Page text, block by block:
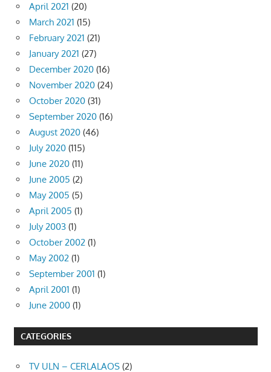
April 2021 (20)
March 2021 (15)
February 2021 (21)
January 2021 (27)
December 2020 (16)
November 2020 (24)
October 2020 (31)
September 2020 (16)
August 2020 (46)
July 2020 (115)
June 2020 (11)
June 2005 (2)
May 2005 (5)
April 2005 (1)
July 2003 (1)
October 2002 (1)
May 2002 (1)
September 2001 (1)
April 2001 (1)
June 2000 (1)
CATEGORIES
TV ULN – CERLALAOS (2)